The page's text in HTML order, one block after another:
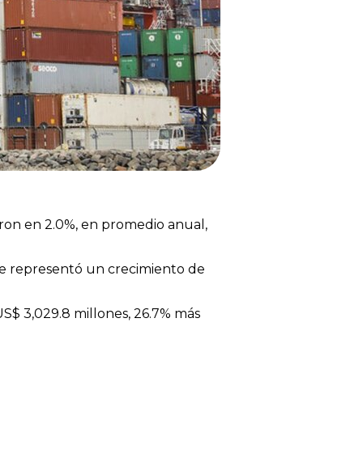
en 2.0%, en promedio anual,
representó un crecimiento de
3,029.8 millones, 26.7% más